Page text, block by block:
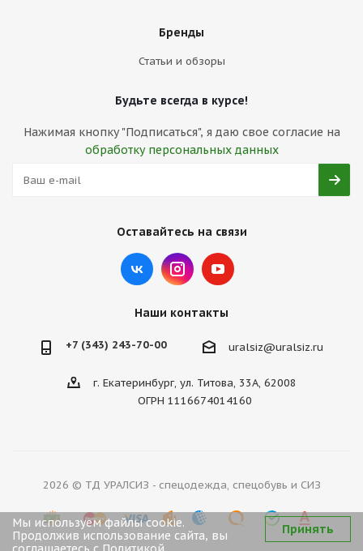
Бренды
Статьи и обзоры
Будьте всегда в курсе!
Нажимая кнопку "Подписаться", я даю свое согласие на
обработку персональных данных
Оставайтесь на связи
Наши контакты
+7 (343) 243-70-00 uralsiz@uralsiz.ru
г. Екатеринбург, ул. Титова, 33А, 62008
ОГРН 1116674014160
2026 © ТД УРАЛСИЗ - спецодежда, спецобувь и СИЗ
Мы используем файлы cookie.
Продолжив использование сайта, вы
Принять